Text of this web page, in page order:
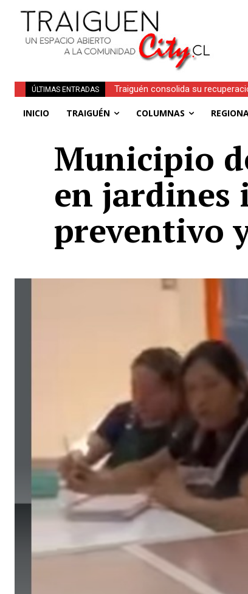
ÚLTIMAS ENTRADAS
Traiguén consolida su
INICIO TRAIGUÉN COLUMNAS
Municipio
en jardines
preventivo